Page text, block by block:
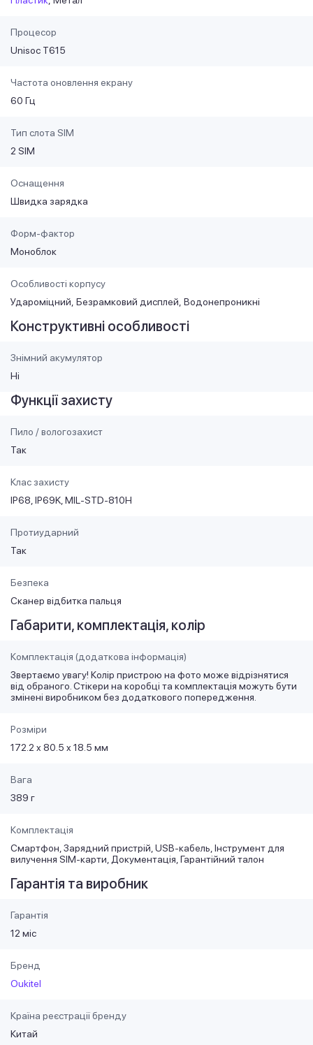
Процесор
Unisoc T615
Частота оновлення екрану
60 Гц
Тип слота SIM
2 SIM
Оснащення
Швидка зарядка
Форм-фактор
Моноблок
Особливості корпусу
Удароміцний Безрамковий дисплей Водонепроникні
Конструктивні особливості
Знімний акумулятор
Ні
Функції захисту
Пило / вологозахист
Так
Клас захисту
IP68, IP69K, MIL-STD-810H
Протиударний
Так
Безпека
Сканер відбитка пальця
Габарити, комплектація, колір
Комплектація (додаткова інформація)
Звертаємо увагу! Колір пристрою на фото може відрізнятися
від обраного. Стікери на коробці та комплектація можуть бути
змінені виробником без додаткового попередження.
Розміри
172.2 x 80.5 x 18.5 мм
Вага
389 г
Комплектація
Смартфон, Зарядний пристрій, USB-кабель, Інструмент для
вилучення SIM-карти, Документація, Гарантійний талон
Гарантія та виробник
Гарантія
12 міс
Бренд
Oukitel
Країна реєстрації бренду
Китай